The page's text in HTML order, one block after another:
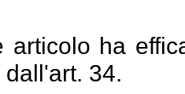
articolo ha
34.